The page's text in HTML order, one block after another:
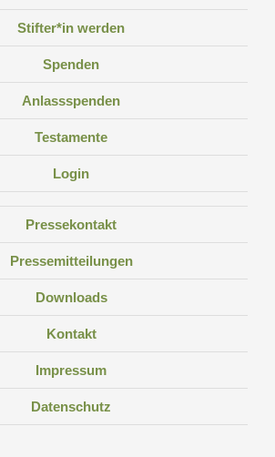
Stifter*in werden
Spenden
Anlassspenden
Testamente
Login
Pressekontakt
Pressemitteilungen
Downloads
Kontakt
Impressum
Datenschutz